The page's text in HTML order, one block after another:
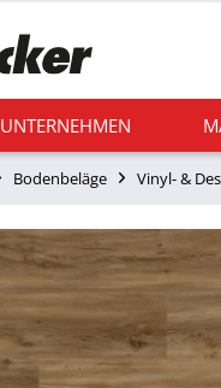
UNTERNEHMEN
Bodenbeläge Vinyl- &